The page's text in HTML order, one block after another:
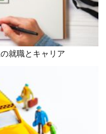
就職とキャリア